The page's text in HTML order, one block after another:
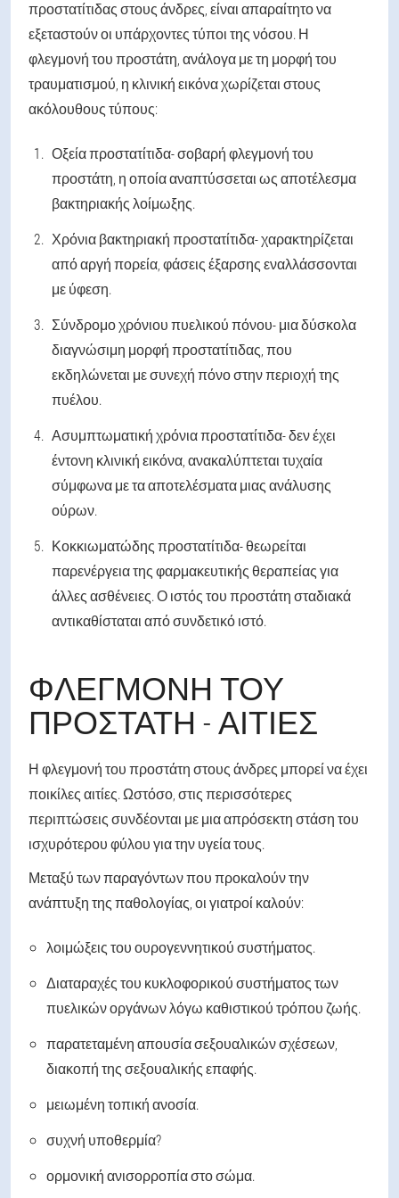
προστατίτιδας στους άνδρες, είναι απαραίτητο να
εξεταστούν οι υπάρχοντες τύποι της νόσου. Η
φλεγμονή του προστάτη, ανάλογα με τη μορφή του
τραυματισμού, η κλινική εικόνα χωρίζεται στους
ακόλουθους τύπους:
Οξεία προστατίτιδα- σοβαρή φλεγμονή του
προστάτη, η οποία αναπτύσσεται ως αποτέλεσμα
βακτηριακής λοίμωξης.
Χρόνια βακτηριακή προστατίτιδα- χαρακτηρίζεται
από αργή πορεία, φάσεις έξαρσης εναλλάσσονται
με ύφεση.
Σύνδρομο χρόνιου πυελικού πόνου- μια δύσκολα
διαγνώσιμη μορφή προστατίτιδας, που
εκδηλώνεται με συνεχή πόνο στην περιοχή της
πυέλου.
Ασυμπτωματική χρόνια προστατίτιδα- δεν έχει
έντονη κλινική εικόνα, ανακαλύπτεται τυχαία
σύμφωνα με τα αποτελέσματα μιας ανάλυσης
ούρων.
Κοκκιωματώδης προστατίτιδα- θεωρείται
παρενέργεια της φαρμακευτικής θεραπείας για
άλλες ασθένειες. Ο ιστός του προστάτη σταδιακά
αντικαθίσταται από συνδετικό ιστό.
ΦΛΕΓΜΟΝΉ ΤΟΥ
ΠΡΟΣΤΆΤΗ - ΑΙΤΊΕΣ
Η φλεγμονή του προστάτη στους άνδρες μπορεί να έχει
ποικίλες αιτίες. Ωστόσο, στις περισσότερες
περιπτώσεις συνδέονται με μια απρόσεκτη στάση του
ισχυρότερου φύλου για την υγεία τους.
Μεταξύ των παραγόντων που προκαλούν την
ανάπτυξη της παθολογίας, οι γιατροί καλούν:
λοιμώξεις του ουρογεννητικού συστήματος.
Διαταραχές του κυκλοφορικού συστήματος των
πυελικών οργάνων λόγω καθιστικού τρόπου ζωής.
παρατεταμένη απουσία σεξουαλικών σχέσεων,
διακοπή της σεξουαλικής επαφής.
μειωμένη τοπική ανοσία.
συχνή υποθερμία?
ορμονική ανισορροπία στο σώμα.